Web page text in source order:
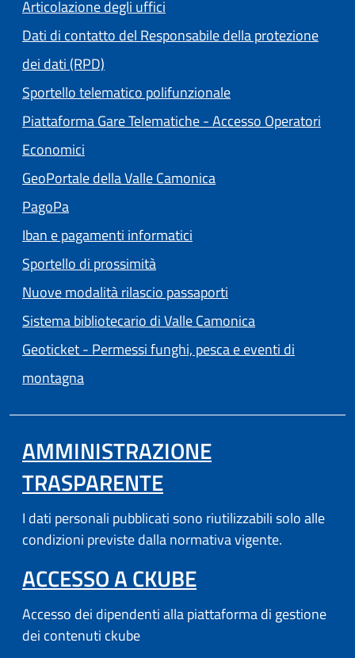
Articolazione degli uffici
Dati di contatto del Responsabile della protezione
dei dati (RPD)
Sportello telematico polifunzionale
Piattaforma Gare Telematiche - Accesso Operatori
Economici
GeoPortale della Valle Camonica
PagoPa
Iban e pagamenti informatici
Sportello di prossimità
Nuove modalità rilascio passaporti
Sistema bibliotecario di Valle Camonica
Geoticket - Permessi funghi, pesca e eventi di
montagna
AMMINISTRAZIONE
TRASPARENTE
I dati personali pubblicati sono riutilizzabili solo alle
condizioni previste dalla normativa vigente.
ACCESSO A CKUBE(APRE IN
Accesso dei dipendenti alla piattaforma di gestione
dei contenuti ckube